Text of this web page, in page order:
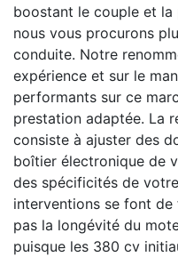
boostant le couple et la
nous vous procurons
conduite. Notre
expérience et sur le
performants sur ce
prestation adaptée. La
consiste à ajuster des
boîtier électronique de
des spécificités de
interventions se font de
pas la longévité du
puisque les 380 cv